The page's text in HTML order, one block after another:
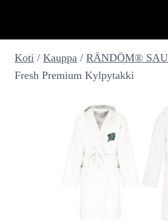
Koti / Kauppa / RÄNDÖM®
Fresh Premium Kylpytakki